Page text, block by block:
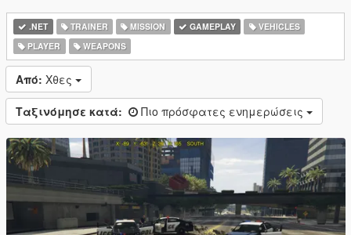
.NET TRAINER MISSION GAMEPLAY
VEHICLES
PLAYER
WEAPONS
Από: Χθες
Ταξινόμησε κατά: Πιο πρόσφατες ενημερώσεις